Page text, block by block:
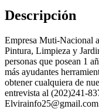
Descripción
Empresa Muti-Nacional
Pintura, Limpieza y
personas que posean 1
más ayudantes
obtener cualquiera de
entrevista al (202)241-